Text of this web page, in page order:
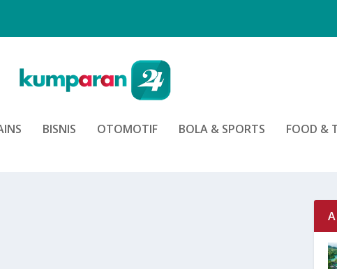
BISNIS OTOMOTIF BOLA & SPORTS FOOD &